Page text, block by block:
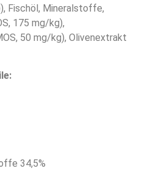
Fischöl, Mineralstoffe,
175 mg/kg),
50 mg/kg), Olivenextrakt
34,5%